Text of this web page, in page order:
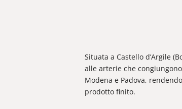
Situata a Castello d’Argile
alle arterie che
Modena e Padova,
prodotto finito.